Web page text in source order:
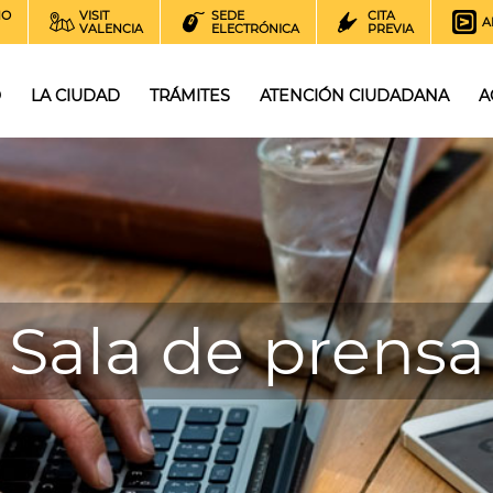
VISIT
VALENCIA
SEDE
ELECTRÓNICA
CITA
PREVIA
LA CIUDAD TRÁMITES ATENCIÓN CIUDADANA
Sala de prensa